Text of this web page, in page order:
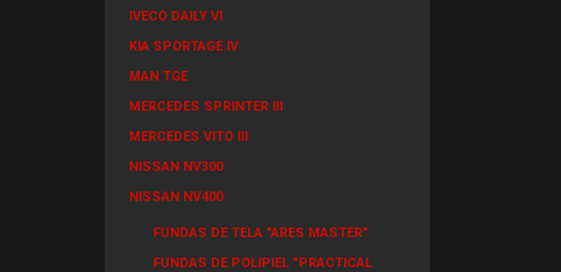
IVECO DAILY VI
KIA SPORTAGE IV
MAN TGE
MERCEDES SPRINTER III
MERCEDES VITO III
NISSAN NV300
NISSAN NV400
FUNDAS DE TELA "ARES MASTER"
FUNDAS DE POLIPIEL "PRACTICAL